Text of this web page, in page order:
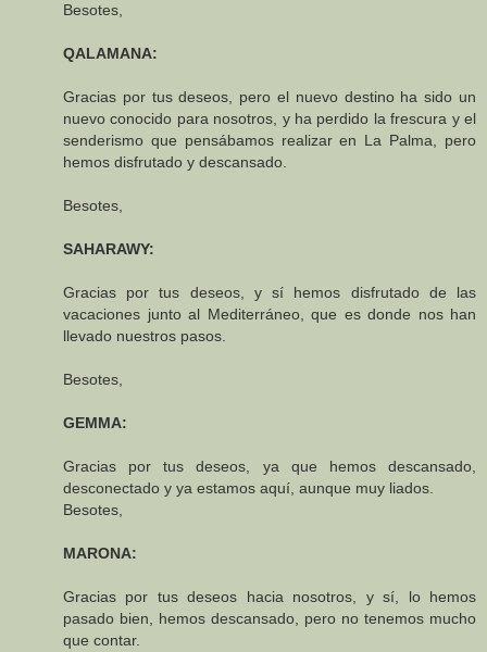
Besotes,
QALAMANA:
Gracias por tus deseos, pero el nuevo destino ha sido un
nuevo conocido para nosotros, y ha perdido la frescura y el
senderismo que pensábamos realizar en La Palma, pero
hemos disfrutado y descansado.
Besotes,
SAHARAWY:
Gracias por tus deseos, y sí hemos disfrutado de las
vacaciones junto al Mediterráneo, que es donde nos han
llevado nuestros pasos.
Besotes,
GEMMA:
Gracias por tus deseos, ya que hemos descansado,
desconectado y ya estamos aquí, aunque muy liados.
Besotes,
MARONA:
Gracias por tus deseos hacia nosotros, y sí, lo hemos
pasado bien, hemos descansado, pero no tenemos mucho
que contar.